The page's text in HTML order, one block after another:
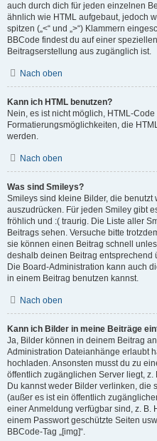
auch durch dich für jeden einzelnen
ähnlich wie HTML aufgebaut, jedoch
spitzen („<“ und „>“) Klammern
BBCode findest du auf einer
Beitragserstellung aus zugänglich ist.
Nach oben
Kann ich HTML benutzen?
Nein, es ist nicht möglich, HTML-
Formatierungsmöglichkeiten, die
werden.
Nach oben
Was sind Smileys?
Smileys sind kleine Bilder, die benutzt
auszudrücken. Für jeden Smiley gibt
fröhlich und :( traurig. Die Liste aller
Beitrags sehen. Versuche bitte
sie können einen Beitrag schnell
deshalb deinen Beitrag entsprechend
Die Board-Administration kann auch
in einem Beitrag benutzen kannst.
Nach oben
Kann ich Bilder in meine Beiträge
Ja, Bilder können in deinem Beitrag
Administration Dateianhänge erlaubt
hochladen. Ansonsten musst du zu
öffentlich zugänglichen Server liegt,
Du kannst weder Bilder verlinken, die
(außer es ist ein öffentlich
einer Anmeldung verfügbar sind, z. B.
einem Passwort geschützte Seiten
BBCode-Tag „[img]“.